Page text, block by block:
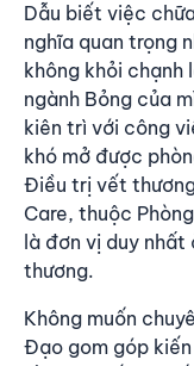
Dẫu biết việc
nghĩa quan trọng
không khỏi chạnh
ngành Bỏng của
kiên trì với công
khó mở được
Điều trị vết
Care, thuộc
là đơn vị duy
thương.
Không muốn
Đạo gom góp